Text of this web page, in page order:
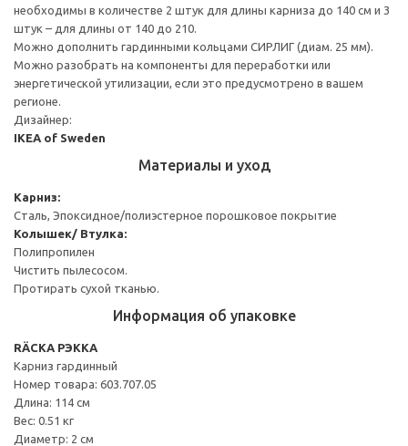
необходимы в количестве 2 штук для длины карниза до 140 см и 3
штук – для длины от 140 до 210.
Можно дополнить гардинными кольцами СИРЛИГ (диам. 25 мм).
Можно разобрать на компоненты для переработки или
энергетической утилизации, если это предусмотрено в вашем
регионе.
Дизайнер:
IKEA of Sweden
Материалы и уход
Карниз:
Сталь, Эпоксидное/полиэстерное порошковое покрытие
Колышек/ Втулка:
Полипропилен
Чистить пылесосом.
Протирать сухой тканью.
Информация об упаковке
RÄCKA РЭККА
Карниз гардинный
Номер товара: 603.707.05
Длина: 114 см
Вес: 0.51 кг
Диаметр: 2 см